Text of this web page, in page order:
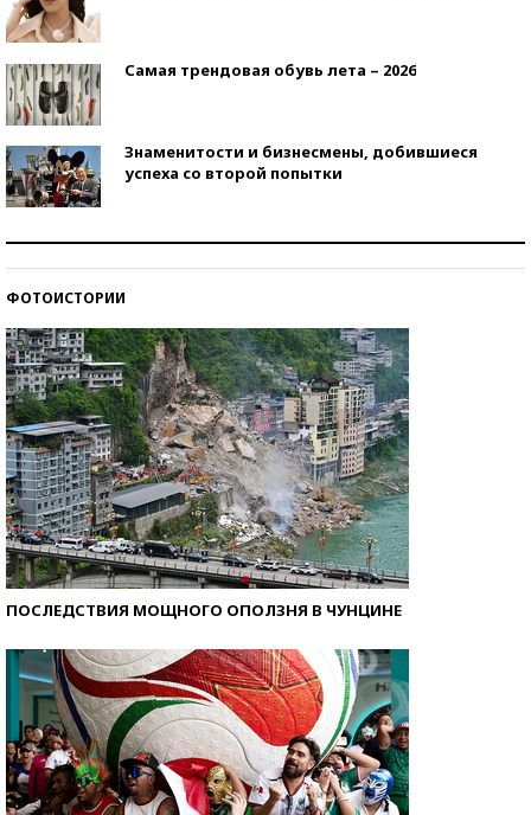
Самая трендовая обувь лета – 2026
Знаменитости и бизнесмены, добившиеся
успеха со второй попытки
ФОТОИСТОРИИ
ПОСЛЕДСТВИЯ МОЩНОГО ОПОЛЗНЯ В ЧУНЦИНЕ